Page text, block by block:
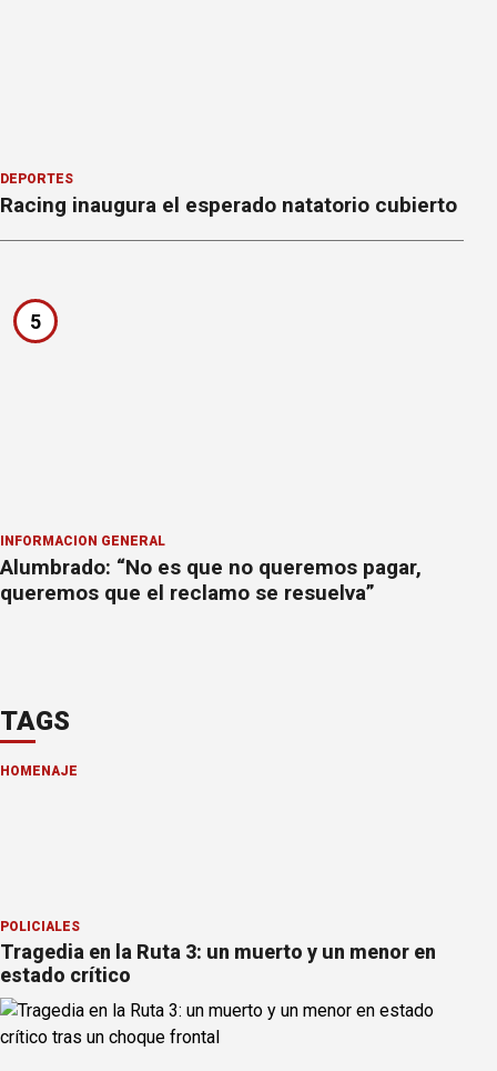
DEPORTES
Racing inaugura el esperado natatorio cubierto
5
INFORMACION GENERAL
Alumbrado: “No es que no queremos pagar,
queremos que el reclamo se resuelva”
TAGS
HOMENAJE
POLICIALES
Tragedia en la Ruta 3: un muerto y un menor en
estado crítico